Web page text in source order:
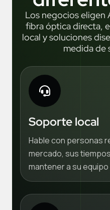
Los negocios eligen
fibra óptica directa,
local y soluciones
medida de
Soporte local
Hable con personas
mercado, sus
mantener a su